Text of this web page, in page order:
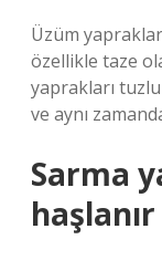
Üzüm
özellikle taze
yaprakları
ve aynı
Sarma
haşlanır